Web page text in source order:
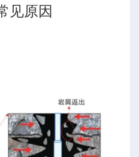
见原因